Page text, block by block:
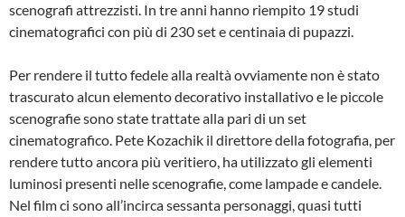
scenografi attrezzisti. In tre anni hanno riempito 19 studi
cinematografici con più di 230 set e centinaia di pupazzi.
Per rendere il tutto fedele alla realtà ovviamente non è stato
trascurato alcun elemento decorativo installativo e le piccole
scenografie sono state trattate alla pari di un set
cinematografico. Pete Kozachik il direttore della fotografia, per
rendere tutto ancora più veritiero, ha utilizzato gli elementi
luminosi presenti nelle scenografie, come lampade e candele.
Nel film ci sono all’incirca sessanta personaggi, quasi tutti